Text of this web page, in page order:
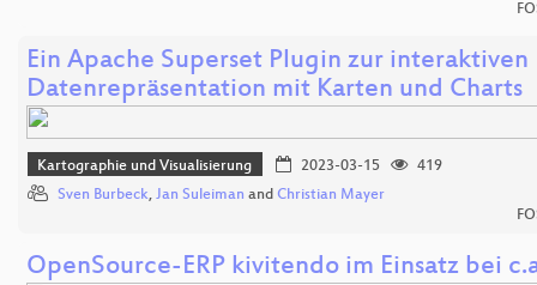
Ein Apache Superset Plugin zur interaktiven
Datenrepräsentation mit Karten und Charts
Kartographie und Visualisierung 2023-03-15
419
Sven Burbeck, Jan Suleiman and Christian Mayer
OpenSource-ERP kivitendo im Einsatz bei